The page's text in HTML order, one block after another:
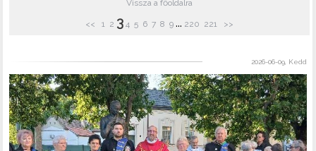
Vissza a főoldalra
<< 1 2 3 4 5 6 7 8 9 ... 220 221 >>
2026-06-09, Kedd